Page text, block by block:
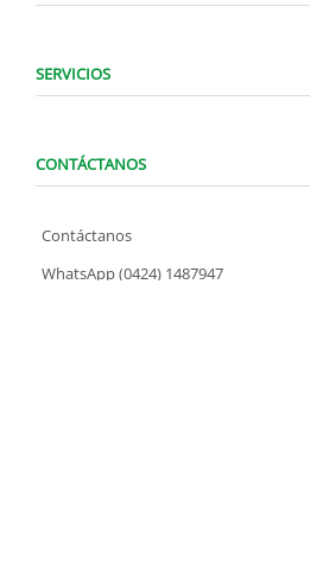
SERVICIOS
CONTÁCTANOS
Contáctanos
WhatsApp (0424) 1487947